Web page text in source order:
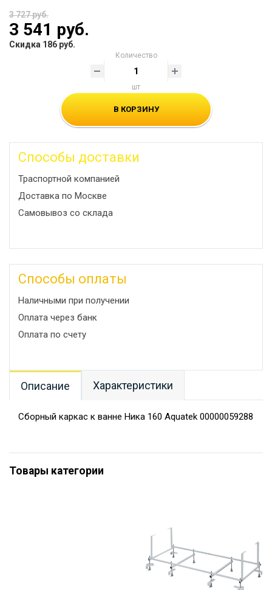
3 727 руб.
3 541 руб.
Скидка 186 руб.
Количество
шт
В КОРЗИНУ
Способы доставки
Траспортной компанией
Доставка по Москве
Самовывоз со склада
Способы оплаты
Наличными при получении
Оплата через банк
Оплата по счету
Описание Характеристики
Сборный каркас к ванне Ника 160 Aquatek 00000059288
Товары категории